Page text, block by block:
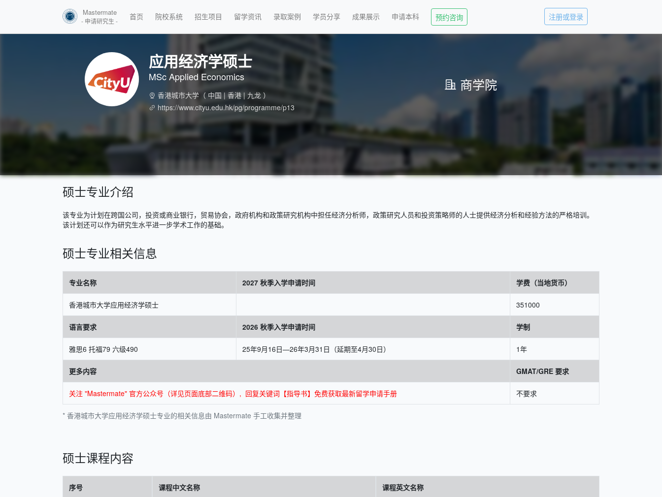
Mastermate
- 申请研究生 - 首页 院校系统 招生项目 留学资讯 录取案例 学员分享 成果展示 申请本科 预约咨询 注册或登录
应用经济学硕士
MSc Applied Economics
香港城市大学 （ 中国 | 香港 | 九龙 ）
https://www.cityu.edu.hk/pg/programme/p13
商学院
硕士专业介绍
该专业为计划在跨国公司，投资或商业银行，贸易协会，政府机构和政策研究机构中担任经济分析师，政策研究人员和投资策略师的人士提供经济分析和经验方法的严格培训。
该计划还可以作为研究生水平进一步学术工作的基础。
硕士专业相关信息
* 香港城市大学应用经济学硕士专业的相关信息由 Mastermate 手工收集并整理
专业名称 2027 秋季入学申请时间 学费（当地货币）
香港城市大学应用经济学硕士 351000
语言要求 2026 秋季入学申请时间 学制
雅思6 托福79 六级490 25年9月16日—26年3月31日（延期至4月30日） 1年
更多内容 GMAT/GRE 要求
关注 "Mastermate" 官方公众号（详见页面底部二维码）, 回复关键词【指导书】免费获取最新留学申请手册 不要求
硕士课程内容
序号 课程中文名称 课程英文名称